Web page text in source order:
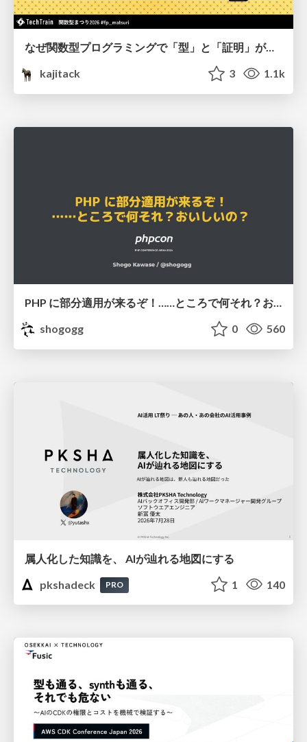
なぜ関数型プログラミングで「型」と「証明」が語られるのか #fp_matsuri
kajitack
3 1.1k
PHP に部分適用が来るぞ！……ところで何それ？おいしいの？ #phpcon / phpcon-2026
shogogg
0 560
属人化した知識を、 AIが辿れる地図にする
pkshadeck
PRO 1 140